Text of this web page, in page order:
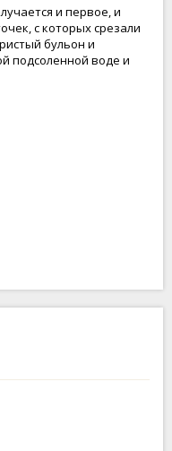
и первое, и
с которых срезали
бульон и
подсоленной воде и